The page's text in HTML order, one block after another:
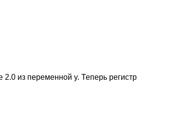
из переменной y. Теперь регистр